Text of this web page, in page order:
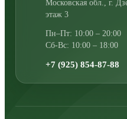
Московская обл., г.
этаж 3
Пн–Пт: 10:00 – 20:00
Сб-Вс: 10:00 – 18:00
+7 (925) 854-87-88